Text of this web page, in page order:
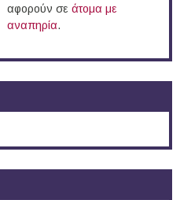
αφορούν σε άτομα με
αναπηρία.